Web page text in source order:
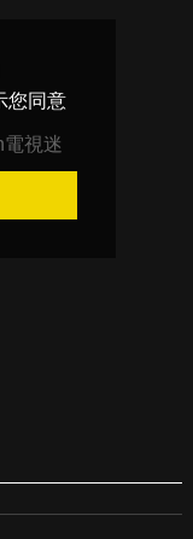
您同意
視迷